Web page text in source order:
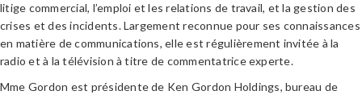
litige commercial, l’emploi et les relations de travail, et la gestion des
crises et des incidents. Largement reconnue pour ses connaissances
en matière de communications, elle est régulièrement invitée à la
radio et à la télévision à titre de commentatrice experte.
Mme Gordon est présidente de Ken Gordon Holdings, bureau de